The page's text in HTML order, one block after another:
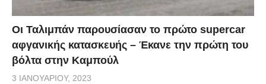
Οι Ταλιμπάν παρουσίασαν το πρώτο supercar
αφγανικής κατασκευής – Έκανε την πρώτη του
βόλτα στην Καμπούλ
3 ΙΑΝΟΥΑΡΊΟΥ, 2023